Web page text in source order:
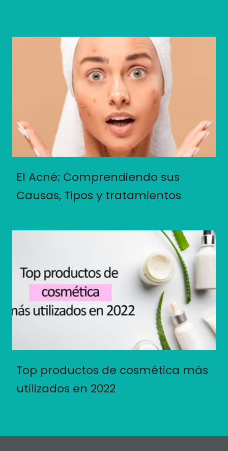
El Acné: Comprendiendo sus
Causas, Tipos y tratamientos
Top productos de cosmética más
utilizados en 2022